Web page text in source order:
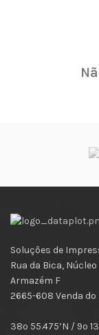
Soluções de
Rua da Bica,
Armazém F
2665-608 Venda do
38º 55.475’N / 9º